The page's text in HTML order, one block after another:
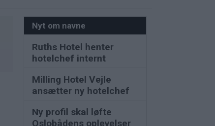
Nyt om navne
Ruths Hotel henter
hotelchef internt
Milling Hotel Vejle
ansætter ny hotelchef
Ny profil skal løfte
Oslobådens oplevelser